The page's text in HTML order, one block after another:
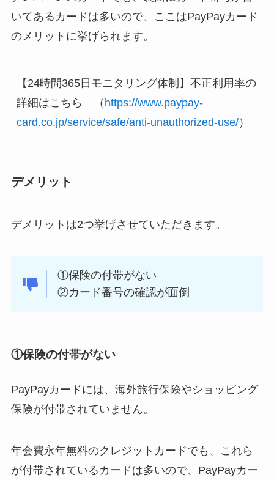
いてあるカードは多いので、ここはPayPayカード
のメリットに挙げられます。
【24時間365日モニタリング体制】不正利用率の
詳細はこちら　（ https://www.paypay-
card.co.jp/service/safe/anti-unauthorized-use/）
デメリット
デメリットは2つ挙げさせていただきます。
①保険の付帯がない
②カード番号の確認が面倒
①保険の付帯がない
PayPayカードには、海外旅行保険やショッピング
保険が付帯されていません。
年会費永年無料のクレジットカードでも、これら
が付帯されているカードは多いので、PayPayカー